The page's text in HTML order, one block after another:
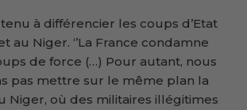
à différencier les coups d’Etat
au Niger. ‘’La France condamne
de force (…) Pour autant, nous
pas mettre sur le même plan la
Niger, où des militaires illégitimes